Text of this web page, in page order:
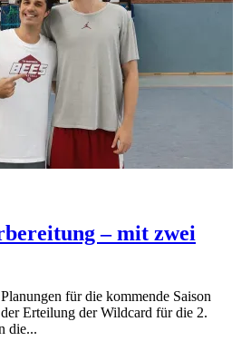
– mit zwei
für die kommende Saison
Erteilung der Wildcard für die 2.
die...